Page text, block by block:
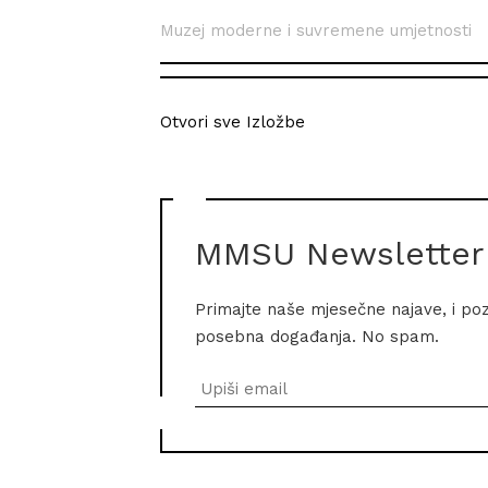
Muzej moderne i suvremene umjetnosti
Otvori sve Izložbe
MMSU Newsletter
Primajte naše mjesečne najave, i
posebna događanja. No spam.